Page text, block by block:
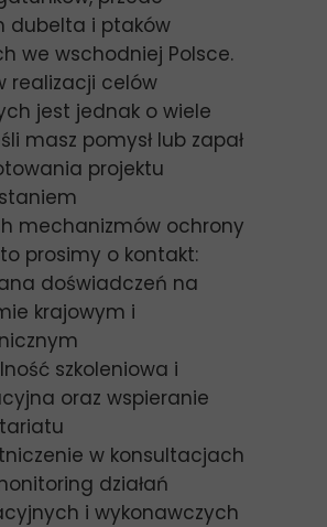
dubelta i ptaków
we wschodniej Polsce.
realizacji celów
jest jednak o wiele
masz pomysł lub zapał
projektu
mechanizmów ochrony
prosimy o kontakt:
doświadczeń na
krajowym i
szkoleniowa i
oraz wspieranie
w konsultacjach
działań
i wykonawczych